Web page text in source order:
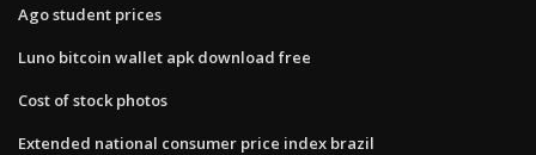
Ago student prices
Luno bitcoin wallet apk download free
Cost of stock photos
Extended national consumer price index brazil